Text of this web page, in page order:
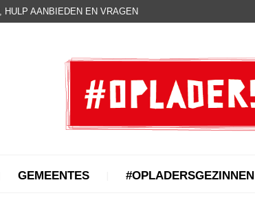
AANBIEDEN EN VRAGEN
GEMEENTES #OPLADERSGEZINNEN